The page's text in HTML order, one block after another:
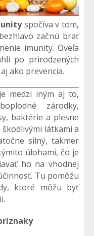
spočíva v tom,
začnú brať
imunity. Oveľa
po prirodzených
ako prevencia.
medzi iným aj to,
zárodky,
baktérie a plesne
látkami a
silný, takmer
úlohami, čo je
ho na vhodnej
Tu pomôžu
ktoré môžu byť